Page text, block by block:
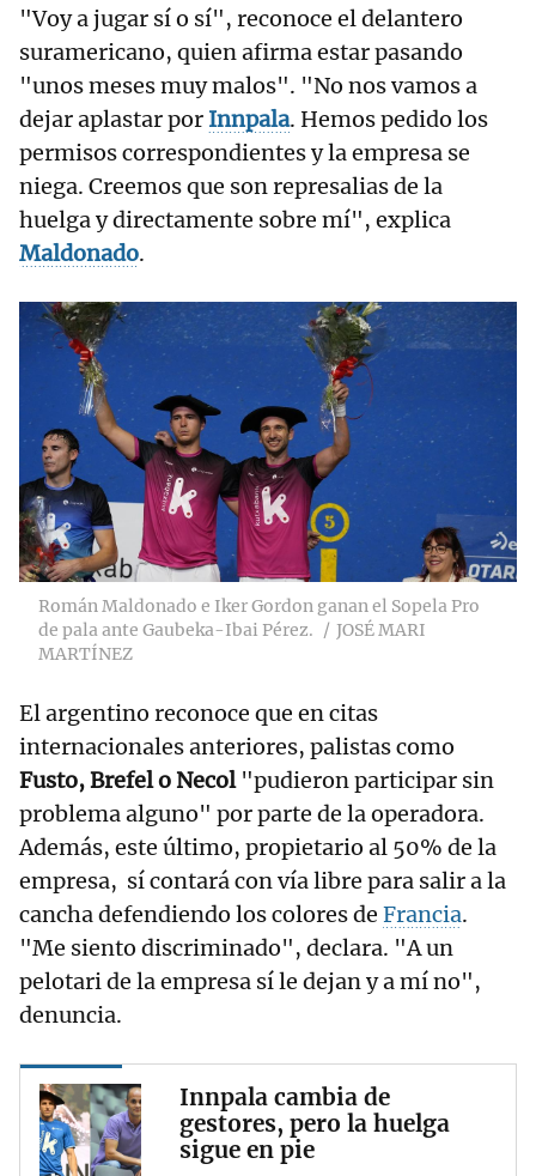
"Voy a jugar sí o sí", reconoce el delantero
suramericano, quien afirma estar pasando
"unos meses muy malos". "No nos vamos a
dejar aplastar por Innpala. Hemos pedido los
permisos correspondientes y la empresa se
niega. Creemos que son represalias de la
huelga y directamente sobre mí", explica
Maldonado.
Román Maldonado e Iker Gordon ganan el Sopela Pro
de pala ante Gaubeka-Ibai Pérez.
JOSÉ MARI
MARTÍNEZ
El argentino reconoce que en citas
internacionales anteriores, palistas como
Fusto, Brefel o Necol"pudieron participar sin
problema alguno" por parte de la operadora.
Además, este último, propietario al 50% de la
empresa, sí contará con vía libre para salir a la
cancha defendiendo los colores de Francia.
"Me siento discriminado", declara. "A un
pelotari de la empresa sí le dejan y a mí no",
denuncia.
Innpala cambia de
gestores, pero la huelga
sigue en pie